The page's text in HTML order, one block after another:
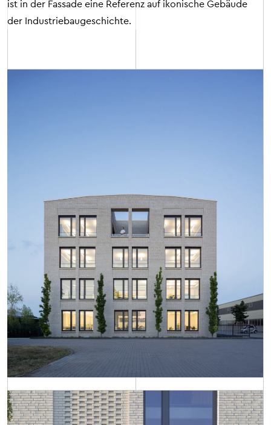
ist in der Fassade eine Referenz auf ikonische Gebäude
der Industriebaugeschichte.